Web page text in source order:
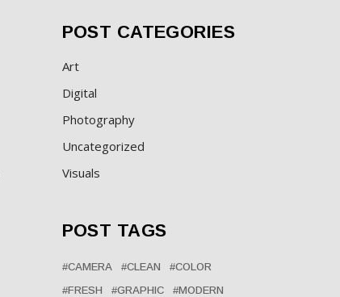
POST CATEGORIES
Art
Digital
Photography
Uncategorized
Visuals
POST TAGS
CAMERA CLEAN
COLOR
FRESH
GRAPHIC
MODERN